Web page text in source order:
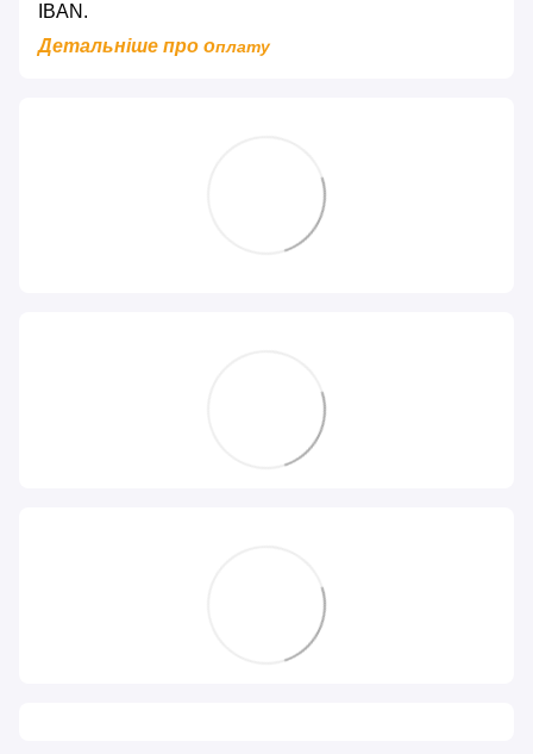
IBAN.
Детальніше про оплату